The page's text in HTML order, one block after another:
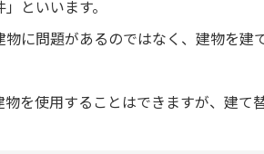
といいます。
に問題があるのではなく、建物を建
を使用することはできますが、建て